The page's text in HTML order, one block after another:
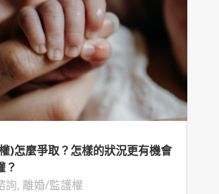
)怎麼爭取？怎樣的狀況更有機會
？
詢, 離婚/監護權